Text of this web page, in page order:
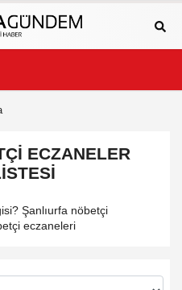
ECZANELER
Şanlıurfa nöbetçi
eczaneleri